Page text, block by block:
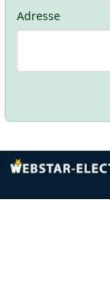
Adresse